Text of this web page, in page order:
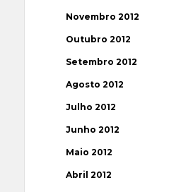
Novembro 2012
Outubro 2012
Setembro 2012
Agosto 2012
Julho 2012
Junho 2012
Maio 2012
Abril 2012